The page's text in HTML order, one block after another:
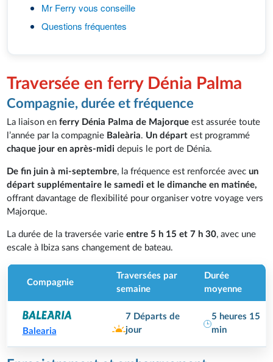
Mr Ferry vous conseille
Questions fréquentes
Traversée en ferry Dénia Palma
Compagnie, durée et fréquence
La liaison enferry Dénia Palma de Majorqueest assurée toute
l’année par la compagnie Baleària. Un départ est programmé
chaque jour en après-mididepuis le port de Dénia.
De fin juin à mi-septembre, la fréquence est renforcée avecun
départ supplémentaire le samedi et le dimanche en matinée,
offrant davantage de flexibilité pour organiser votre voyage vers
Majorque.
La durée de la traversée varieentre5 h 15 et 7 h 30, avec une
escale à Ibiza sans changement de bateau.
Compagnie
Traversées par
semaine
Durée
moyenne
Balearia
7 Départs de
jour
5 heures 15
min